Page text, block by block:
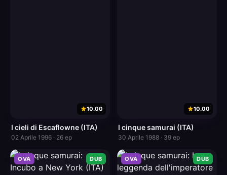
10.00
I cieli di Escaflowne (ITA)
02 Aprile 1996 · 26 ep
10.00
I cinque samurai (ITA)
30 Aprile 1988 · 39 ep
OVA DUB OVA DUB